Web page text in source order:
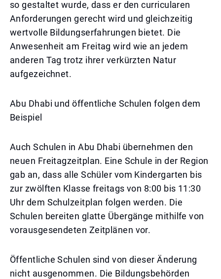
so gestaltet wurde, dass er den curricularen
Anforderungen gerecht wird und gleichzeitig
wertvolle Bildungserfahrungen bietet. Die
Anwesenheit am Freitag wird wie an jedem
anderen Tag trotz ihrer verkürzten Natur
aufgezeichnet.
Abu Dhabi und öffentliche Schulen folgen dem
Beispiel
Auch Schulen in Abu Dhabi übernehmen den
neuen Freitagzeitplan. Eine Schule in der Region
gab an, dass alle Schüler vom Kindergarten bis
zur zwölften Klasse freitags von 8:00 bis 11:30
Uhr dem Schulzeitplan folgen werden. Die
Schulen bereiten glatte Übergänge mithilfe von
vorausgesendeten Zeitplänen vor.
Öffentliche Schulen sind von dieser Änderung
nicht ausgenommen. Die Bildungsbehörden